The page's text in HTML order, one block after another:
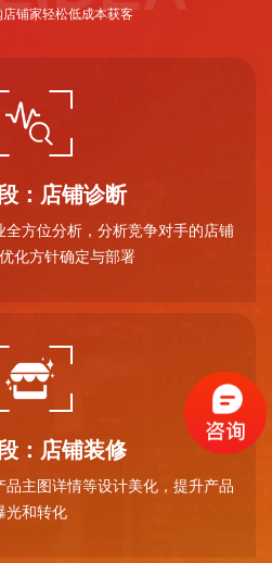
铺家轻松低成本获客
：店铺诊断
全方位分析，分析竞争对手的店铺
化方针确定与部署
：店铺装修
主图详情等设计美化，提升产品
光和转化